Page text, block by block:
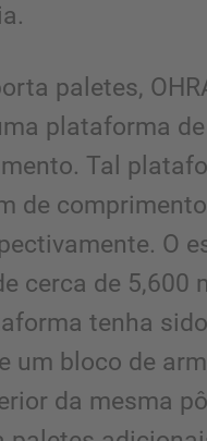
paletes,
plataforma de
Tal
de
O
cerca de 5,600
tenha
um bloco de
da mesma